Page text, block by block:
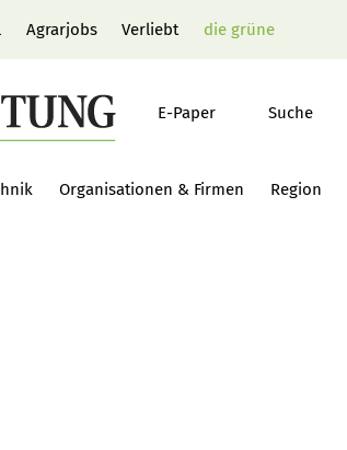
Agrarjobs Verliebt die grüne
E-Paper Suche
Organisationen & Firmen Region